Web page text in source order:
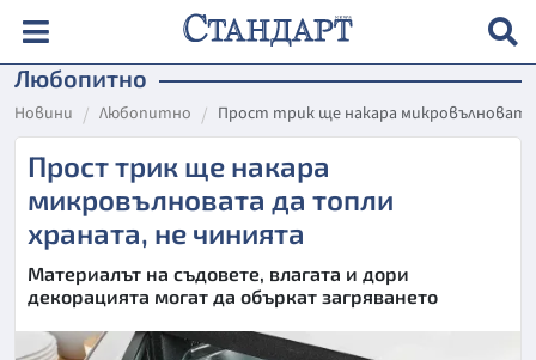
Любопитно
Новини Любопитно Прост трик ще накара
Прост трик ще накара
микровълновата да топли
храната, не чинията
Материалът на съдовете, влагата и дори
декорацията могат да объркат загряването